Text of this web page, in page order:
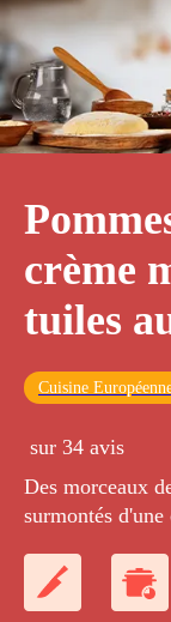
crème
tuiles
Cuisine
sur 34 avis
Des morceaux
surmontés d'une